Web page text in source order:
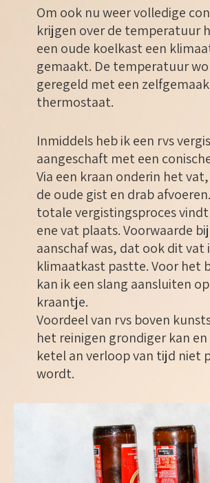
Om ook nu weer volledige
krijgen over de temperatuur
een oude koelkast een
gemaakt. De temperatuur
geregeld met een
thermostaat.
Inmiddels heb ik een rvs
aangeschaft met een
Via een kraan onderin het
de oude gist en drab
totale vergistingsproces
ene vat plaats. Voorwaarde
aanschaf was, dat ook dit vat
klimaatkast pastte. Voor het
kan ik een slang aansluiten
kraantje.
Voordeel van rvs boven
het reinigen grondiger kan
ketel an verloop van tijd niet
wordt.